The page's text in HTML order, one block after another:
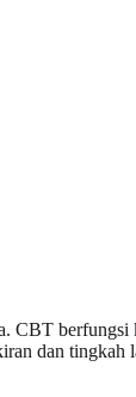
CBT
dan tingkah